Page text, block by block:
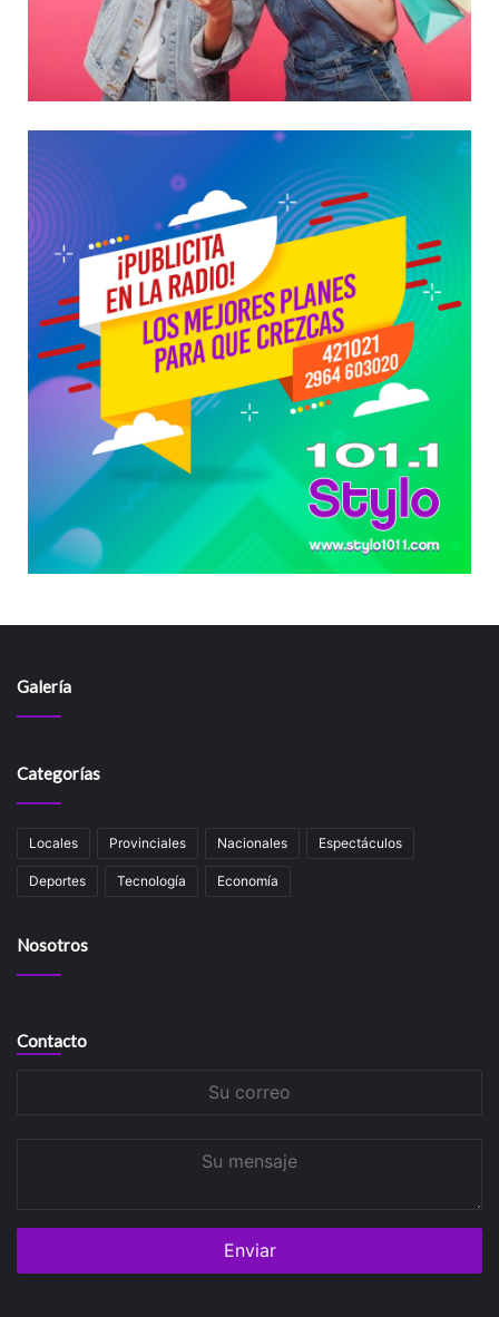
Galería
Categorías
Locales Provinciales Nacionales Espectáculos
Deportes Tecnología Economía
Nosotros
Contacto